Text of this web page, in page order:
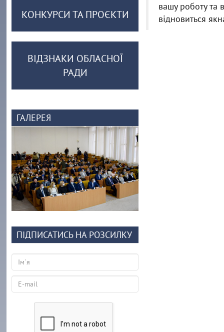
вашу роботу та
відновиться
КОНКУРСИ ТА ПРОЄКТИ
ВІДЗНАКИ ОБЛАСНОЇ
РАДИ
ГАЛЕРЕЯ
ПІДПИСАТИСЬ НА РОЗСИЛКУ